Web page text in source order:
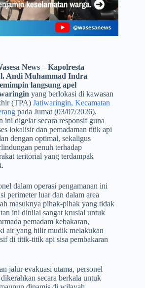
News – Kapolresta
Andi Muhammad Indra
langsung apel
yang berlokasi di kawasan
(TPA) Jatiwaringin, Kecamatan
pada Jumat (03/07/2026).
ini digelar secara responsif guna
lokalisir dan pemadaman titik api
dengan optimal, sekaligus
penuh terhadap
teritorial yang terdampak
dalam operasi pengamanan ini
perimeter luar dan dalam area
masuknya pihak-pihak yang tidak
ini dinilai sangat krusial untuk
pemadam kebakaran,
air yang hilir mudik melakukan
di titik-titik api sisa pembakaran
jalur evakuasi utama, personel
secara berkala untuk